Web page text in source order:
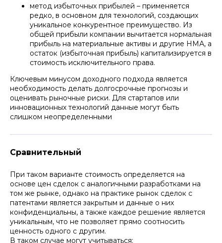
метод избыточных прибылей – применяется
редко, в основном для технологий, создающих
уникальное конкурентное преимущество. Из
общей прибыли компании вычитается нормальная
прибыль на материальные активы и другие НМА, а
остаток (избыточная прибыль) капитализируется в
стоимость исключительного права.
Ключевым минусом доходного подхода является
необходимость делать долгосрочные прогнозы и
оценивать рыночные риски. Для стартапов или
инновационных технологий данные могут быть
слишком неопределенными
Сравнительный
При таком варианте стоимость определяется на
основе цен сделок с аналогичными разработками на
том же рынке, однако на практике рынок сделок с
патентами является закрытым и данные о них
конфиденциальны, а также каждое решение является
уникальным, что не позволяет прямо соотносить
ценность одного с другим.
В таком случае могут учитываться:
Нажимая кнопку «Отправить», вы даете согласиена
обработку персональных данных в соответствии с
политикой обработки персональных данных